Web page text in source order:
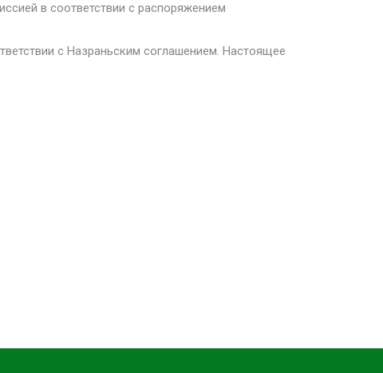
в соответствии с распоряжением
с Назраньским соглашением. Настоящее